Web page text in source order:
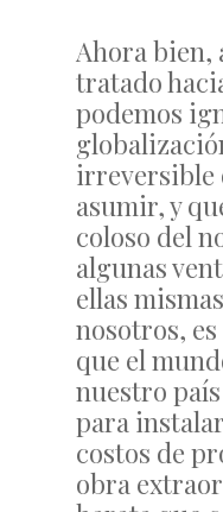
Ahora bien,
tratado
podemos
irreversible
asumir, y
coloso del
algunas
ellas
nosotros,
que el
nuestro
para
costos de
obra